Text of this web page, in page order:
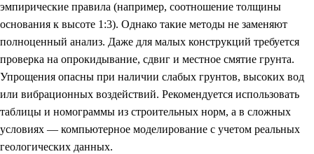
эмпирические правила (например, соотношение толщины
основания к высоте 1:3). Однако такие методы не заменяют
полноценный анализ. Даже для малых конструкций требуется
проверка на опрокидывание, сдвиг и местное смятие грунта.
Упрощения опасны при наличии слабых грунтов, высоких вод
или вибрационных воздействий. Рекомендуется использовать
таблицы и номограммы из строительных норм, а в сложных
условиях — компьютерное моделирование с учетом реальных
геологических данных.